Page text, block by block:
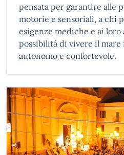
pensata per garantire alle
motorie e sensoriali, a chi
esigenze mediche e ai loro
possibilità di vivere il
autonomo e confortevole.